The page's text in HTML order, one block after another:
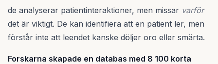
de analyserar patientinteraktioner, men missar varför
det är viktigt. De kan identifiera att en patient ler, men
förstår inte att leendet kanske döljer oro eller smärta.
Forskarna skapade en databas med 8 100 korta